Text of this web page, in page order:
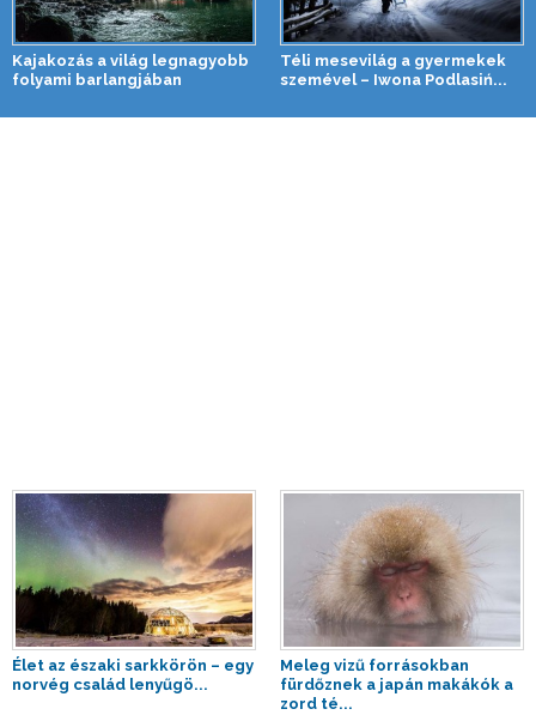
Kajakozás a világ legnagyobb
folyami barlangjában
Téli mesevilág a gyermekek
szemével – Iwona Podlasiń...
Élet az északi sarkkörön – egy
norvég család lenyűgö...
Meleg vizű forrásokban
fürdőznek a japán makákók a
zord té...